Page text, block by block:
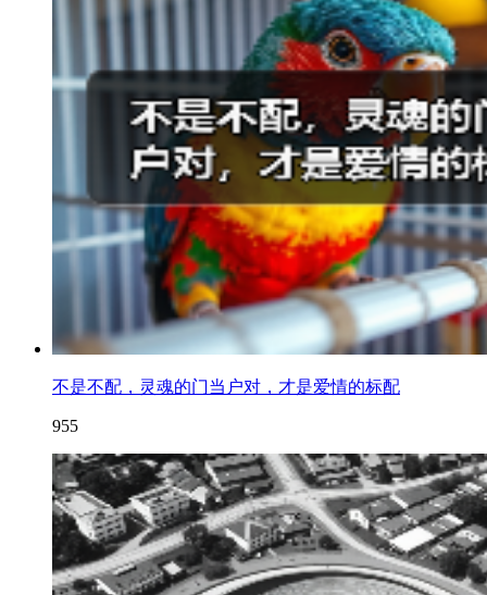
不是不配，灵魂的门当户对，才是爱情的标配
955